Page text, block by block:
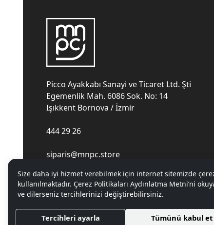
Picco Ayakkabı Sanayi ve Ticaret Ltd. Şti
Egemenlik Mah. 6086 Sok. No: 14
Işıkkent Bornova / İzmir
444 29 26
siparis@mnpc.store
Size daha iyi hizmet verebilmek için internet sitemizde
kullanılmaktadır. Çerez Politikaları Aydınlatma Metni’ni
ve dilerseniz tercihlerinizi değiştirebilirsiniz.
Tercihleri ayarla Tümünü kabul et